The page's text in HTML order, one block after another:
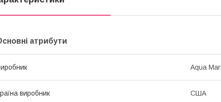
атрибути
Aqua
виробник США